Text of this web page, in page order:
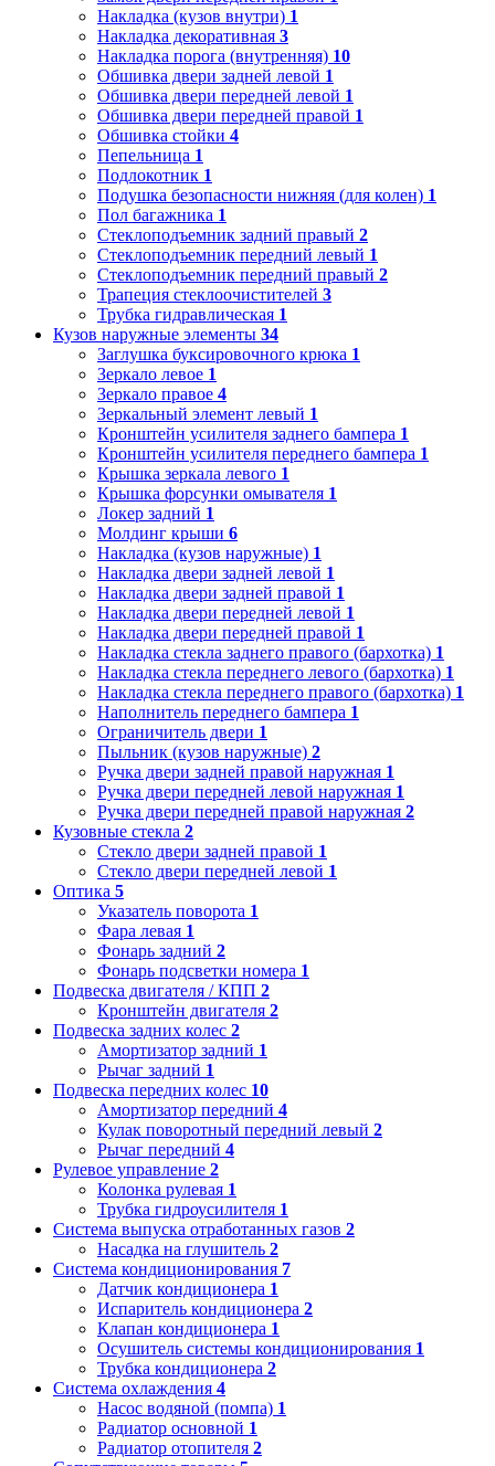
Накладка (кузов внутри) 1
Накладка декоративная 3
Накладка порога (внутренняя) 10
Обшивка двери задней левой 1
Обшивка двери передней левой 1
Обшивка двери передней правой 1
Обшивка стойки 4
Пепельница 1
Подлокотник 1
Подушка безопасности нижняя (для колен) 1
Пол багажника 1
Стеклоподъемник задний правый 2
Стеклоподъемник передний левый 1
Стеклоподъемник передний правый 2
Трапеция стеклоочистителей 3
Трубка гидравлическая 1
Кузов наружные элементы 34
Заглушка буксировочного крюка 1
Зеркало левое 1
Зеркало правое 4
Зеркальный элемент левый 1
Кронштейн усилителя заднего бампера 1
Кронштейн усилителя переднего бампера 1
Крышка зеркала левого 1
Крышка форсунки омывателя 1
Локер задний 1
Молдинг крыши 6
Накладка (кузов наружные) 1
Накладка двери задней левой 1
Накладка двери задней правой 1
Накладка двери передней левой 1
Накладка двери передней правой 1
Накладка стекла заднего правого (бархотка) 1
Накладка стекла переднего левого (бархотка) 1
Накладка стекла переднего правого (бархотка) 1
Наполнитель переднего бампера 1
Ограничитель двери 1
Пыльник (кузов наружные) 2
Ручка двери задней правой наружная 1
Ручка двери передней левой наружная 1
Ручка двери передней правой наружная 2
Кузовные стекла 2
Стекло двери задней правой 1
Стекло двери передней левой 1
Оптика 5
Указатель поворота 1
Фара левая 1
Фонарь задний 2
Фонарь подсветки номера 1
Подвеска двигателя / КПП 2
Кронштейн двигателя 2
Подвеска задних колес 2
Амортизатор задний 1
Рычаг задний 1
Подвеска передних колес 10
Амортизатор передний 4
Кулак поворотный передний левый 2
Рычаг передний 4
Рулевое управление 2
Колонка рулевая 1
Трубка гидроусилителя 1
Система выпуска отработанных газов 2
Насадка на глушитель 2
Система кондиционирования 7
Датчик кондиционера 1
Испаритель кондиционера 2
Клапан кондиционера 1
Осушитель системы кондиционирования 1
Трубка кондиционера 2
Система охлаждения 4
Насос водяной (помпа) 1
Радиатор основной 1
Радиатор отопителя 2